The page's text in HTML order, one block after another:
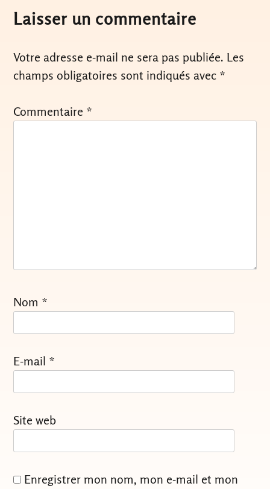
l’article
Laisser un commentaire
Votre adresse e-mail ne sera pas publiée. Les
champs obligatoires sont indiqués avec *
Commentaire *
Nom *
E-mail *
Site web
Enregistrer mon nom, mon e-mail et mon